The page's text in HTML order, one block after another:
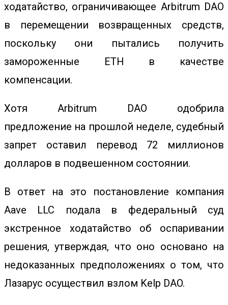
ходатайство, ограничивающее Arbitrum DAO
в перемещении возвращенных средств,
поскольку они пытались получить
замороженные ETH в качестве
компенсации.
ХотяArbitrum DAO одобрила
предложение на прошлой неделе, судебный
запрет оставил перевод 72 миллионов
долларов в подвешенном состоянии.
В ответ на это постановление компания
Aave LLC подала в федеральный суд
экстренное ходатайство об оспаривании
решения, утверждая, что оно основано на
недоказанных предположениях о том, что
Лазарус осуществил взлом Kelp DAO.